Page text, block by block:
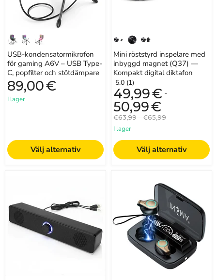
stötdämpare
USB-kondensatormikrofon
för gaming A6V – USB Type-
C, popfilter och stötdämpare
89,00€
I lager
Välj alternativ
Mini röststyrd inspelare med
inbyggd magnet (Q37) —
Kompakt digital diktafon
5.0 (1)
49,99€ -
50,99€
Originalpris
€63,99 -Originalpris
€65,99
I lager
Välj alternativ
soundbar
med
subwoofer
för
PC/TV/bärbar
bluetooth
hörlurar
9D
Stereo